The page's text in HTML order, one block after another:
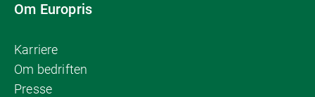
Om Europris
Karriere
Om bedriften
Presse